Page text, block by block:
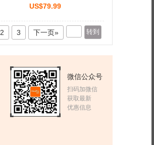
US$79.99
2 3 下一页»
微信公众号
扫码加微信
获取最新
优惠信息